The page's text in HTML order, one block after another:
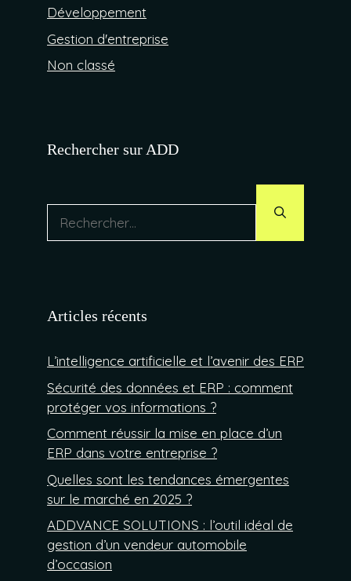
Développement
Gestion d'entreprise
Non classé
Rechercher sur ADD
Articles récents
L’intelligence artificielle et l’avenir des ERP
Sécurité des données et ERP : comment
protéger vos informations ?
Comment réussir la mise en place d’un
ERP dans votre entreprise ?
Quelles sont les tendances émergentes
sur le marché en 2025 ?
ADDVANCE SOLUTIONS : l’outil idéal de
gestion d’un vendeur automobile
d’occasion